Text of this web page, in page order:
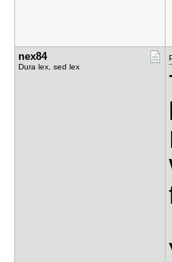
nex84
Dura lex, sed lex